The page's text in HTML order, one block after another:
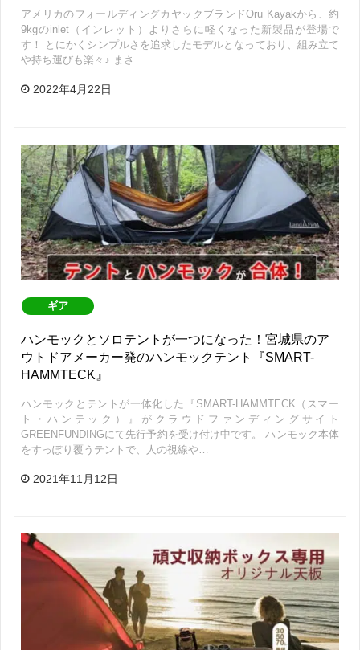
アメリカのフォールディングカヤックブランドOru Kayakから、約
9kgのinlet（インレット）よりさらに軽くなった新製品が登場で
す！ とにかくシンプルさを追求したモデルとなっており、組み立て
や持ち運びも楽々♪ まさ…
2022年4月22日
ギア
ハンモックとソロテントが一つになった！宮城県のア
ウトドアメーカー発のハンモックテント『SMART-
HAMMTECK』
ハンモックとテントが一体化した『SMART-HAMMTECK（スマー
ト・ハンテック）』がクラウドファンディングサイト
GREENFUNDINGにて先行予約を受け付け中です。 ハンモック本体
をすっぽり覆うテントで、人の視線や…
2021年11月12日